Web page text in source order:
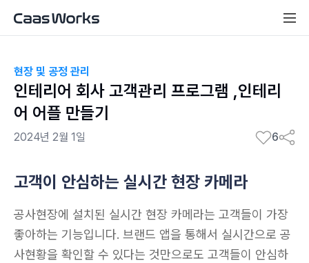
현장 및 공정 관리
인테리어 회사 고객관리 프로그램 ,인테리
어 어플 만들기
2024년 2월 1일 6
고객이 안심하는 실시간 현장 카메라
공사현장에 설치된 실시간 현장 카메라는 고객들이 가장
좋아하는 기능입니다. 브랜드 앱을 통해서 실시간으로 공
사현황을 확인할 수 있다는 것만으로도 고객들이 안심하